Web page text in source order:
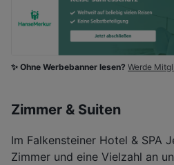
✨ Ohne Werbebanner lesen? Werde
Zimmer & Suiten
Im Falkensteiner Hotel & SPA
Zimmer und eine Vielzahl an